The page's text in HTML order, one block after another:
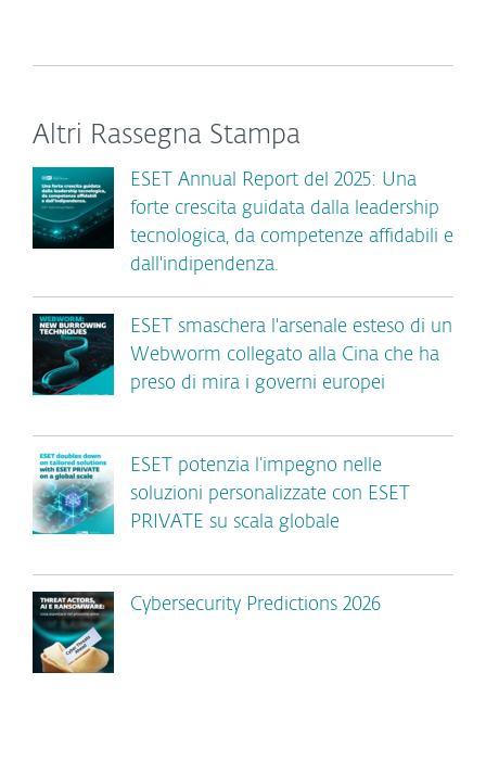
Altri Rassegna Stampa
ESET Annual Report del 2025: Una
forte crescita guidata dalla leadership
tecnologica, da competenze affidabili e
dall'indipendenza.
ESET smaschera l'arsenale esteso di un
Webworm collegato alla Cina che ha
preso di mira i governi europei
ESET potenzia l’impegno nelle
soluzioni personalizzate con ESET
PRIVATE su scala globale
Cybersecurity Predictions 2026